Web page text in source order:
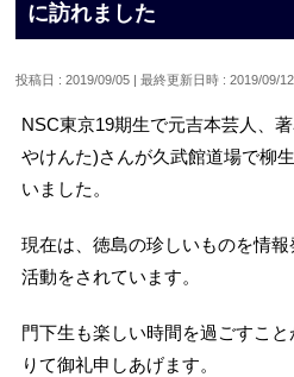
に訪れました
投稿日 : 2019/09/05 最終更新日時 : 2019/09/12
NSC東京19期生で元吉本芸人、
やけんた)さんが久武館道場で柳
いました。
現在は、徳島の珍しいものを情
活動をされています。
門下生も楽しい時間を過ごすこ
りて御礼申しあげます。